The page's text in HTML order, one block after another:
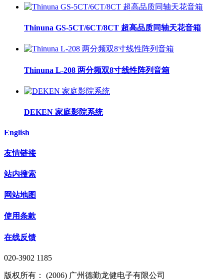
Thinuna GS-5CT/6CT/8CT 超高品质同轴天花音箱
Thinuna L-208 两分频双8寸线性阵列音箱
DEKEN 家庭影院系统
English
友情链接
站内搜索
网站地图
使用条款
在线反馈
020-3902 1185
版权所有： (2006) 广州德勤龙健电子有限公司